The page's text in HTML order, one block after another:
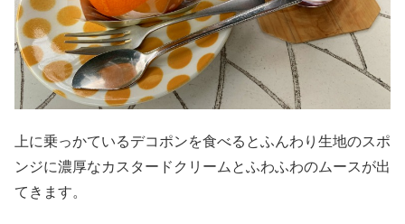
上に乗っかているデコポンを食べるとふんわり生地のスポ
ンジに濃厚なカスタードクリームとふわふわのムースが出
てきます。